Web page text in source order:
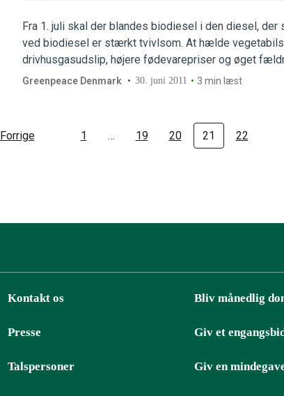
Fra 1. juli skal der blandes biodiesel i den diesel,
ved biodiesel er stærkt tvivlsom. At hælde
drivhusgasudslip, højere fødevarepriser og øget
Greenpeace Denmark 30. juni 2011 3 min læst
Forrige 1 … 19 20 21 22
Kontakt os
Presse
Talspersoner
Bliv månedlig
Giv et
Giv en